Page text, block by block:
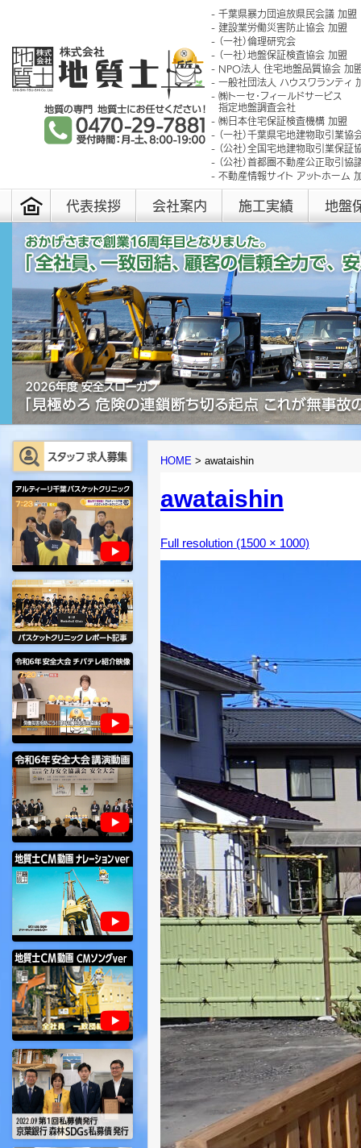
千葉県暴力団追放県民会議 加盟
建設業労働災害防止協会 加盟
（一社）倫理研究会
（一社）地盤保証検査協会 加盟
NPO法人 住宅地盤品質協会 加
一般社団法人 ハウスワランティ
㈱トーセ･フィールドサービス
指定地盤調査会社
㈱日本住宅保証検査機構 加盟
（一社）千葉県宅地建物取引業協
（公社）全国宅地建物取引業保証
（公社）首都圏不動産公正取引協
不動産情報サイト アットホーム
代表挨拶 会社案内 施工実績 地盤
HOME > awataishin
awataishin
Full resolution (1500 × 1000)